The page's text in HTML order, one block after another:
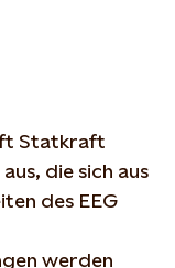
Statkraft
die sich aus
des EEG
werden